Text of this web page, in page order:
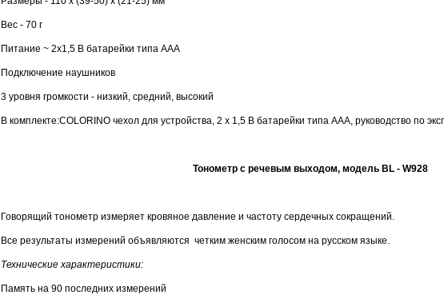
Вес - 70 г
Питание ~ 2x1,5 В батарейки типа ААА
Подключение наушников
3 уровня громкости - низкий, средний, высокий
В комплекте:COLORINO чехол для устройства, 2 х 1,5 В батарейки типа ААА, руководство по
Тонометр с речевым выходом, модель BL - W928
Говорящий тонометр измеряет кровяное давление и частоту сердечных сокращений.
Все результаты измерений объявляются четким женским голосом на русском языке.
Технические характеристики:
Память на 90 последних измерений